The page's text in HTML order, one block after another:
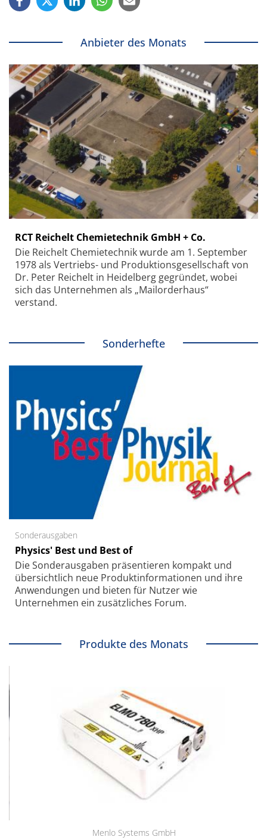
Anbieter des Monats
RCT Reichelt Chemietechnik GmbH + Co.
Die Reichelt Chemietechnik wurde am 1. September
1978 als Vertriebs- und Produktionsgesellschaft von
Dr. Peter Reichelt in Heidelberg gegründet, wobei
sich das Unternehmen als „Mailorderhaus“
verstand.
Sonderhefte
Sonderausgaben
Physics' Best und Best of
Die Sonder­ausgaben präsentieren kompakt und
übersichtlich neue Produkt­informationen und ihre
Anwendungen und bieten für Nutzer wie
Unternehmen ein zusätzliches Forum.
Produkte des Monats
Menlo Systems GmbH